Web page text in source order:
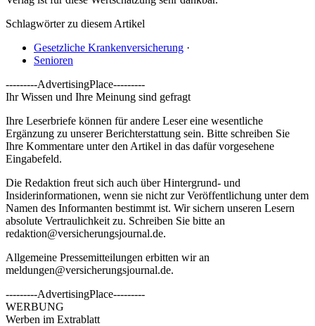
Schlagwörter zu diesem Artikel
Gesetzliche Krankenversicherung ·
Senioren
---------AdvertisingPlace---------
Ihr Wissen und Ihre Meinung sind gefragt
Ihre Leserbriefe können für andere Leser eine wesentliche
Ergänzung zu unserer Berichterstattung sein. Bitte schreiben Sie
Ihre Kommentare unter den Artikel in das dafür vorgesehene
Eingabefeld.
Die Redaktion freut sich auch über Hintergrund- und
Insiderinformationen, wenn sie nicht zur Veröffentlichung unter dem
Namen des Informanten bestimmt ist. Wir sichern unseren Lesern
absolute Vertraulichkeit zu. Schreiben Sie bitte an
redaktion@versicherungsjournal.de.
Allgemeine Pressemitteilungen erbitten wir an
meldungen@versicherungsjournal.de.
---------AdvertisingPlace---------
WERBUNG
Werben im Extrablatt